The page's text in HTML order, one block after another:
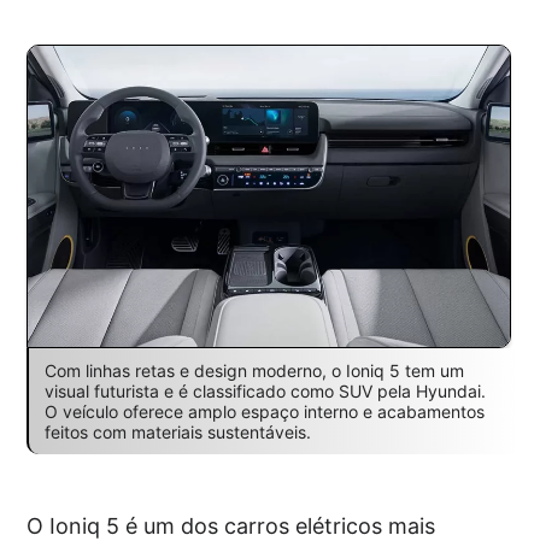
Com linhas retas e design moderno, o Ioniq 5 tem um
visual futurista e é classificado como SUV pela Hyundai.
O veículo oferece amplo espaço interno e acabamentos
feitos com materiais sustentáveis.
O Ioniq 5 é um dos carros elétricos mais